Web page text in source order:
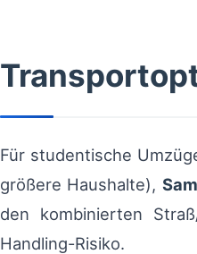
Für studentische
größere Haushalte),
den kombinierten
Handling-Risiko.